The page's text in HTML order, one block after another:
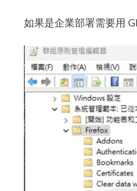
如果是企業部署需要用